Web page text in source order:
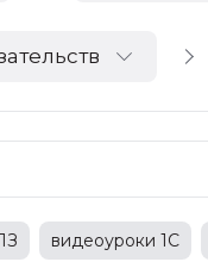
видеоуроки 1С